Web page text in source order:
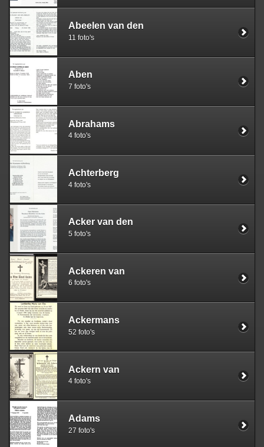
Abeelen van den
11 foto's
Aben
7 foto's
Abrahams
4 foto's
Achterberg
4 foto's
Acker van den
5 foto's
Ackeren van
6 foto's
Ackermans
52 foto's
Ackern van
4 foto's
Adams
27 foto's